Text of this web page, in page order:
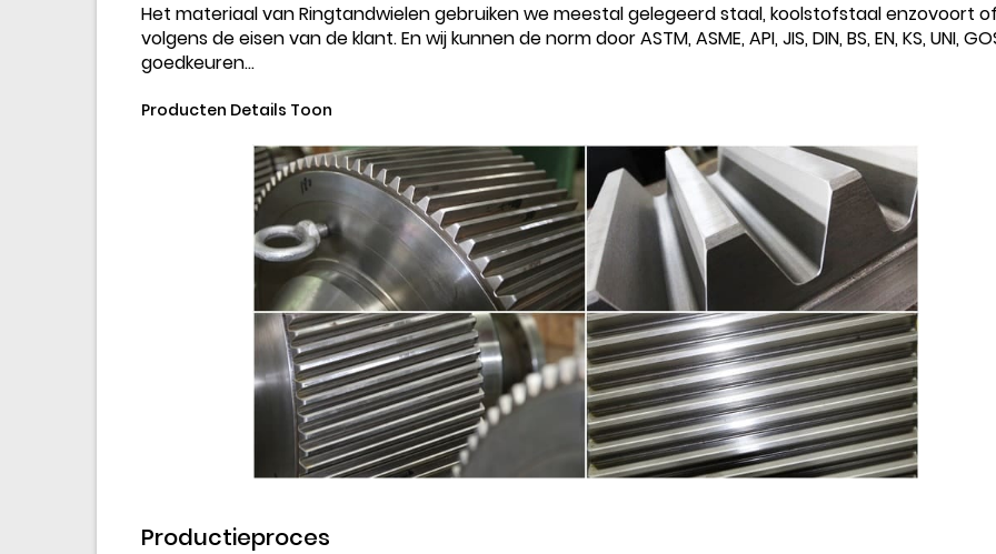
Het materiaal van Ringtandwielen gebruiken we meestal gelegeerd staal, koolstofstaal enzovoort
volgens de eisen van de klant. En wij kunnen de norm door ASTM, ASME, API, JIS, DIN, BS, EN, KS, UNI,
goedkeuren...
Producten Details Toon
Productieproces